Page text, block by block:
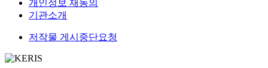
개인정보 재동의
기관소개
저작물 게시중단요청